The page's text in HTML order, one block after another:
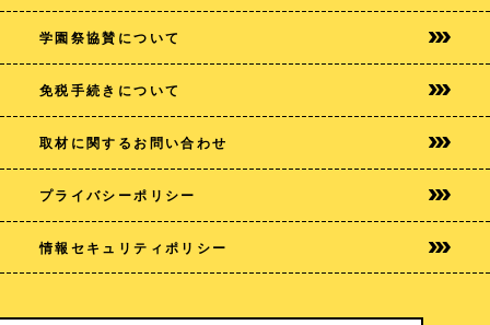
学園祭協賛について
免税手続きについて
取材に関するお問い合わせ
プライバシーポリシー
情報セキュリティポリシー